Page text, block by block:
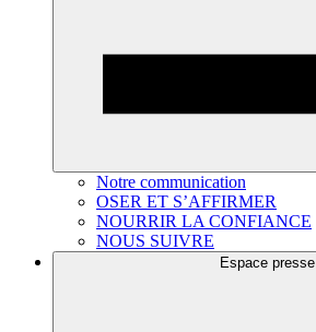
Notre communication
OSER ET S’AFFIRMER
NOURRIR LA CONFIANCE
NOUS SUIVRE
Espace presse